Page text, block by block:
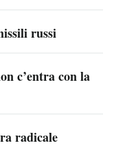
russi
c’entra con la
radicale